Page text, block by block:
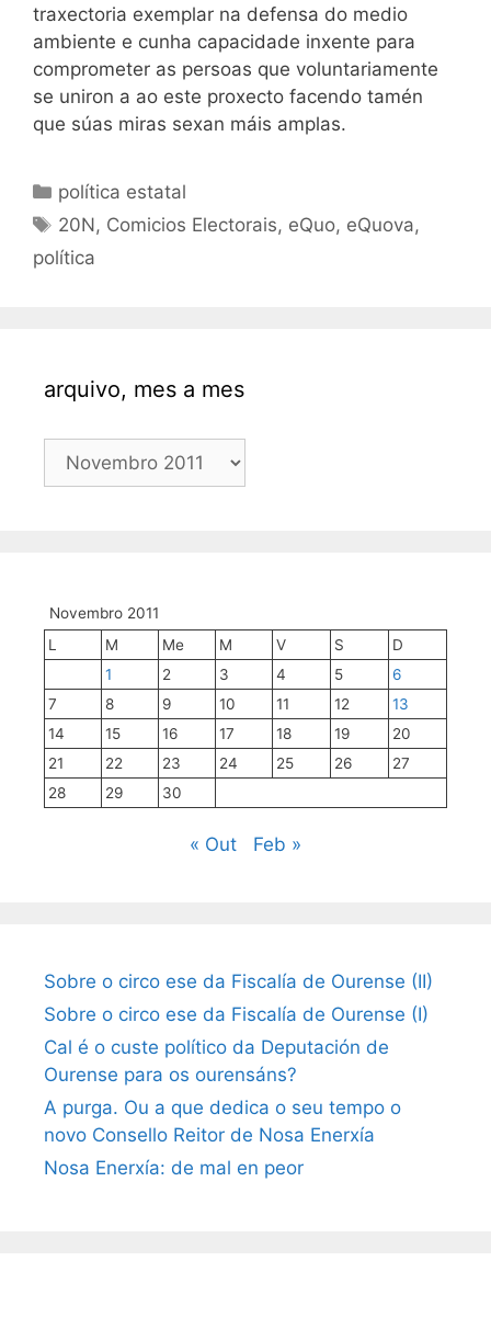
traxectoria exemplar na defensa do medio
ambiente e cunha capacidade inxente para
comprometer as persoas que voluntariamente
se uniron a ao este proxecto facendo tamén
que súas miras sexan máis amplas.
Categorías
política estatal
Etiquetas
20N, Comicios Electorais, eQuo, eQuova,
política
arquivo, mes a mes
arquivo,
Novembro 2011
L
M Me M V S
D
1
2 3 4 5
6
7
8 9 10 11 12
13
14
15 16 17 18 19
20
21
22 23 24 25 26
27
28
29 30
« Out Feb »
Sobre o circo ese da Fiscalía de Ourense (II)
Sobre o circo ese da Fiscalía de Ourense (I)
Cal é o custe político da Deputación de
Ourense para os ourensáns?
A purga. Ou a que dedica o seu tempo o
novo Consello Reitor de Nosa Enerxía
Nosa Enerxía: de mal en peor